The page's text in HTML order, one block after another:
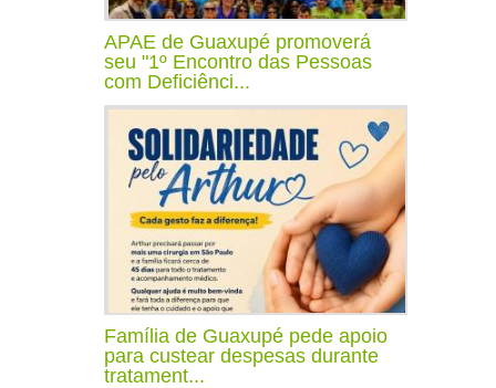
APAE de Guaxupé promoverá
seu "1º Encontro das Pessoas
com Deficiênci...
Família de Guaxupé pede apoio
para custear despesas durante
tratament...